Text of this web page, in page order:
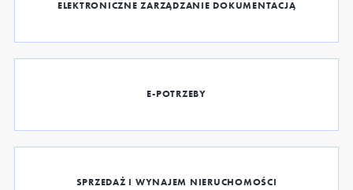
ELEKTRONICZNE ZARZĄDZANIE DOKUMENTACJĄ
E-POTRZEBY
SPRZEDAŻ I WYNAJEM NIERUCHOMOŚCI